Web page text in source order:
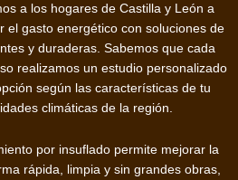
a los hogares de Castilla y León a
el gasto energético con soluciones de
y duraderas. Sabemos que cada
realizamos un estudio personalizado
según las características de tu
climáticas de la región.
por insuflado permite mejorar la
rápida, limpia y sin grandes obras,